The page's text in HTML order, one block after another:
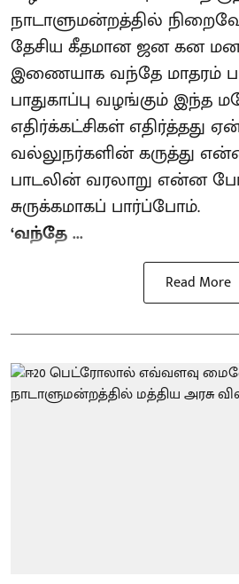
நாடாளுமன்றத்தில்
தேசிய கீதமான ஜன கன மன
இணையாக வந்தே மாதரம்
பாதுகாப்பு வழங்கும் இந்த
எதிர்க்கட்சிகள் எதிர்த்தது
வல்லுநர்களின் கருத்து
பாடலின் வரலாறு என்ன
சுருக்கமாகப் பார்ப்போம்.
‘வந்தே ...
Read More